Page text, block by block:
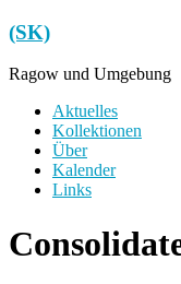
Zum
Inhalt
springen
(SK)
Ragow und Umgebung
Menü
Aktuelles
Kollektionen
Über
Kalender
Links